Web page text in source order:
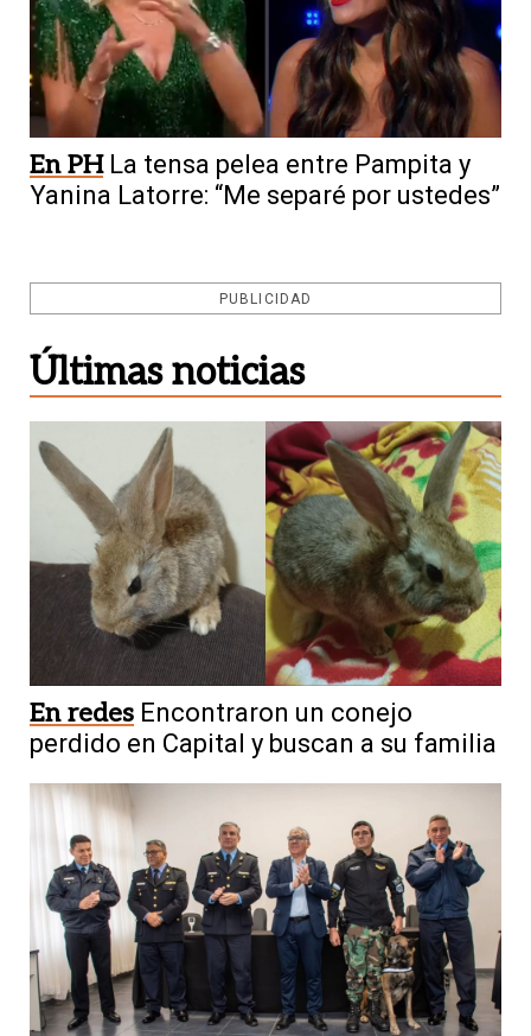
En PH La tensa pelea entre Pampita y
Yanina Latorre: “Me separé por ustedes”
PUBLICIDAD
Últimas noticias
En redes Encontraron un conejo
perdido en Capital y buscan a su familia